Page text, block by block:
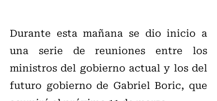
Durante esta mañana se dio inicio a
una serie de reuniones entre los
ministros del gobierno actual y los del
futuro gobierno de Gabriel Boric, que